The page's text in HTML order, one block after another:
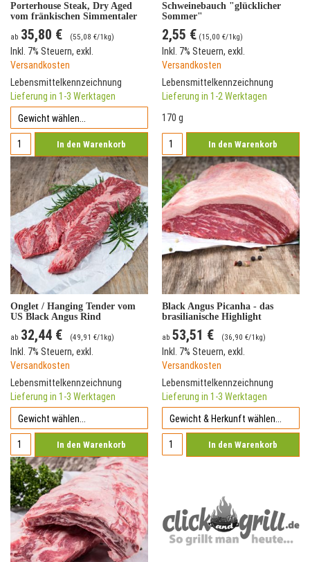
Porterhouse Steak, Dry Aged
vom fränkischen Simmentaler
Rind
ab 35,80 € (55,08 €/1kg)
Inkl. 7% Steuern, exkl.
Versandkosten
Lebensmittelkennzeichnung
Lieferung in 1-3 Werktagen
In den Warenkorb
Schweinebauch "glücklicher
Sommer"
2,55 € (15,00 €/1kg)
Inkl. 7% Steuern, exkl.
Versandkosten
Lebensmittelkennzeichnung
Lieferung in 1-2 Werktagen
170 g
In den Warenkorb
Onglet / Hanging Tender vom
US Black Angus Rind
ab 32,44 € (49,91 €/1kg)
Inkl. 7% Steuern, exkl.
Versandkosten
Lebensmittelkennzeichnung
Lieferung in 1-3 Werktagen
In den Warenkorb
Black Angus Picanha - das
brasilianische Highlight
ab 53,51 € (36,90 €/1kg)
Inkl. 7% Steuern, exkl.
Versandkosten
Lebensmittelkennzeichnung
Lieferung in 1-3 Werktagen
In den Warenkorb